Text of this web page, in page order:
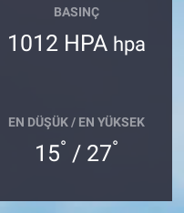
BASINÇ
1012 HPA hpa
EN DÜŞÜK / EN YÜKSEK
15° / 27°